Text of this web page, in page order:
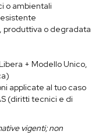
o ambientali
produttiva o degradata
+ Modello Unico,
applicate al tuo caso
(diritti tecnici e di
vigenti; non